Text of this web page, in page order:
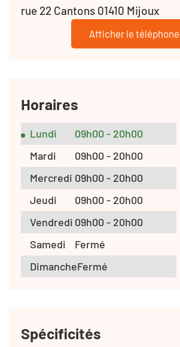
rue 22 Cantons 01410 Mijoux
Afficher le téléphone
Horaires
Lundi
09h00 - 20h00
Mardi
09h00 - 20h00
Mercredi 09h00 - 20h00
Jeudi
09h00 - 20h00
Vendredi 09h00 - 20h00
Samedi
Fermé
DimancheFermé
Spécificités